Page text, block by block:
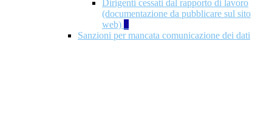
Dirigenti cessati dal rapporto di lavoro
(documentazione da pubblicare sul sito
web) 1
Sanzioni per mancata comunicazione dei dati